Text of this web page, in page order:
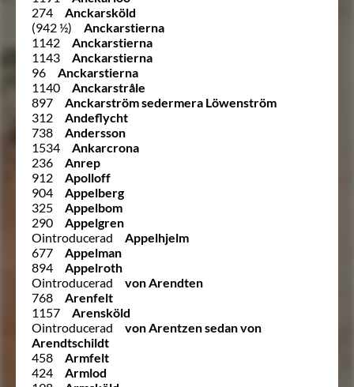
274
Anckarsköld
(942 ½)
Anckarstierna
1142
Anckarstierna
1143
Anckarstierna
96
Anckarstierna
1140
Anckarstråle
897
Anckarström sedermera Löwenström
312
Andeflycht
738
Andersson
1534
Ankarcrona
236
Anrep
912
Apolloff
904
Appelberg
325
Appelbom
290
Appelgren
Ointroducerad
Appelhjelm
677
Appelman
894
Appelroth
Ointroducerad
von Arendten
768
Arenfelt
1157
Arensköld
Ointroducerad
von Arentzen sedan von
Arendtschildt
458
Armfelt
424
Armlod